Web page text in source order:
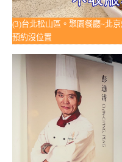
(3)台北松山區。聚園餐廳~北
預約沒位置